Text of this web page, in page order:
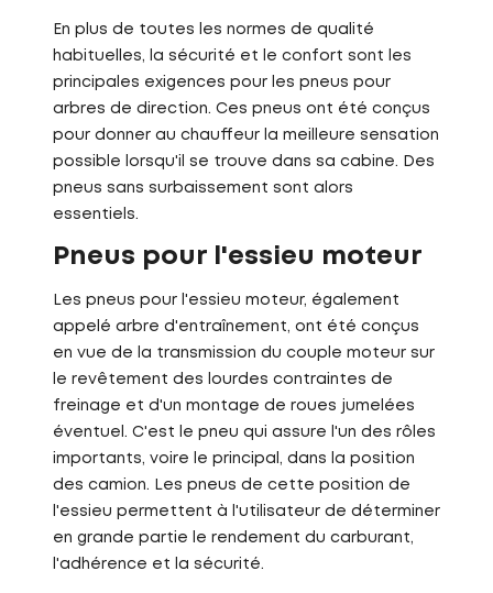
En plus de toutes les normes de qualité
habituelles, la sécurité et le confort sont les
principales exigences pour les pneus pour
arbres de direction. Ces pneus ont été conçus
pour donner au chauffeur la meilleure sensation
possible lorsqu'il se trouve dans sa cabine. Des
pneus sans surbaissement sont alors
essentiels.
Pneus pour l'essieu moteur
Les pneus pour l'essieu moteur, également
appelé arbre d'entraînement, ont été conçus
en vue de la transmission du couple moteur sur
le revêtement des lourdes contraintes de
freinage et d'un montage de roues jumelées
éventuel. C'est le pneu qui assure l'un des rôles
importants, voire le principal, dans la position
des camion. Les pneus de cette position de
l'essieu permettent à l'utilisateur de déterminer
en grande partie le rendement du carburant,
l'adhérence et la sécurité.